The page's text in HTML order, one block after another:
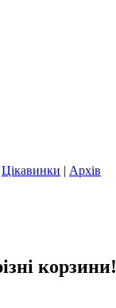
Цікавинки | Архів
корзини!